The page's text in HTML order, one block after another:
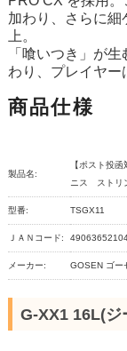
加わり、さらに細
上。
「喰いつき」が
わり、プレイヤー
商品仕様
製品名:
【ポスト投
ニス ストリ
型番: TSGX11
ＪＡＮコード:
メーカー: GOSEN ゴー
G-XX1 16L(ジ